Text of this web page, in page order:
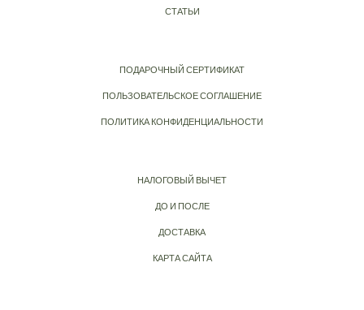
СТАТЬИ
ПОДАРОЧНЫЙ СЕРТИФИКАТ
ПОЛЬЗОВАТЕЛЬСКОЕ СОГЛАШЕНИЕ
ПОЛИТИКА КОНФИДЕНЦИАЛЬНОСТИ
НАЛОГОВЫЙ ВЫЧЕТ
ДО И ПОСЛЕ
ДОСТАВКА
КАРТА САЙТА